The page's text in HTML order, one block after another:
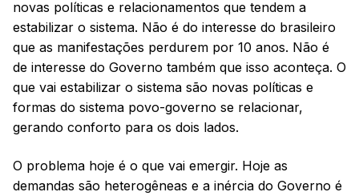
novas políticas e relacionamentos que tendem a
estabilizar o sistema. Não é do interesse do brasileiro
que as manifestações perdurem por 10 anos. Não é
de interesse do Governo também que isso aconteça. O
que vai estabilizar o sistema são novas políticas e
formas do sistema povo-governo se relacionar,
gerando conforto para os dois lados.
O problema hoje é o que vai emergir. Hoje as
demandas são heterogêneas e a inércia do Governo é